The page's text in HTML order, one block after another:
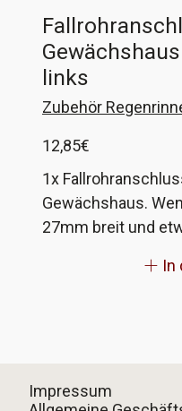
passen. Wenn Ihr
Aufnahme für den
links
Zubehör
12,85€
1x
Gewächshaus.
27mm breit und
dann könnten
In
Impressum